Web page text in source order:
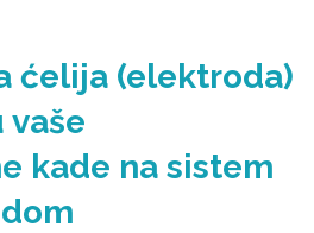
ćelija (elektroda)
vaše
kade na sistem